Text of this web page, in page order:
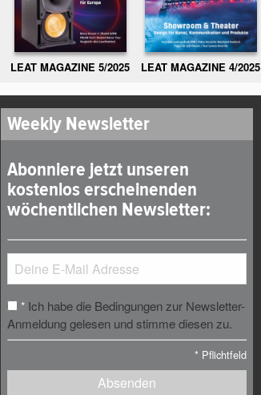
LEAT MAGAZINE 5/2025 LEAT MAGAZINE 4/2025
Weekly Newsletter
Abonniere jetzt unseren
kostenlos erscheinenden
wöchentlichen Newsletter:
* Ich habe die Bedingungen zur Newsletter-
Anmeldung gelesen und stimme diesen zu.
* Pflichtfeld
Absenden